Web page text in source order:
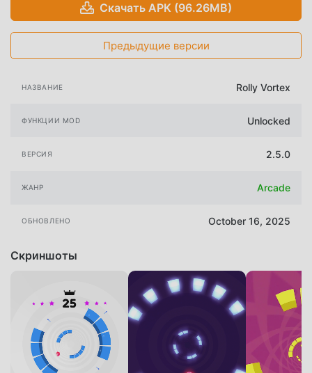
Скачать APK (96.26MB)
Предыдущие версии
НАЗВАНИЕ Rolly Vortex
ФУНКЦИИ MOD Unlocked
ВЕРСИЯ 2.5.0
ЖАНР Arcade
ОБНОВЛЕНО October 16, 2025
Скриншоты